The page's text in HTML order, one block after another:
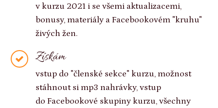
v kurzu 2021 i se všemi aktualizacemi,
bonusy, materiály a Facebookovém "kruhu"
živých žen.
Získám
vstup do "členské sekce" kurzu, možnost
stáhnout si mp3 nahrávky, vstup
do Facebookové skupiny kurzu, všechny